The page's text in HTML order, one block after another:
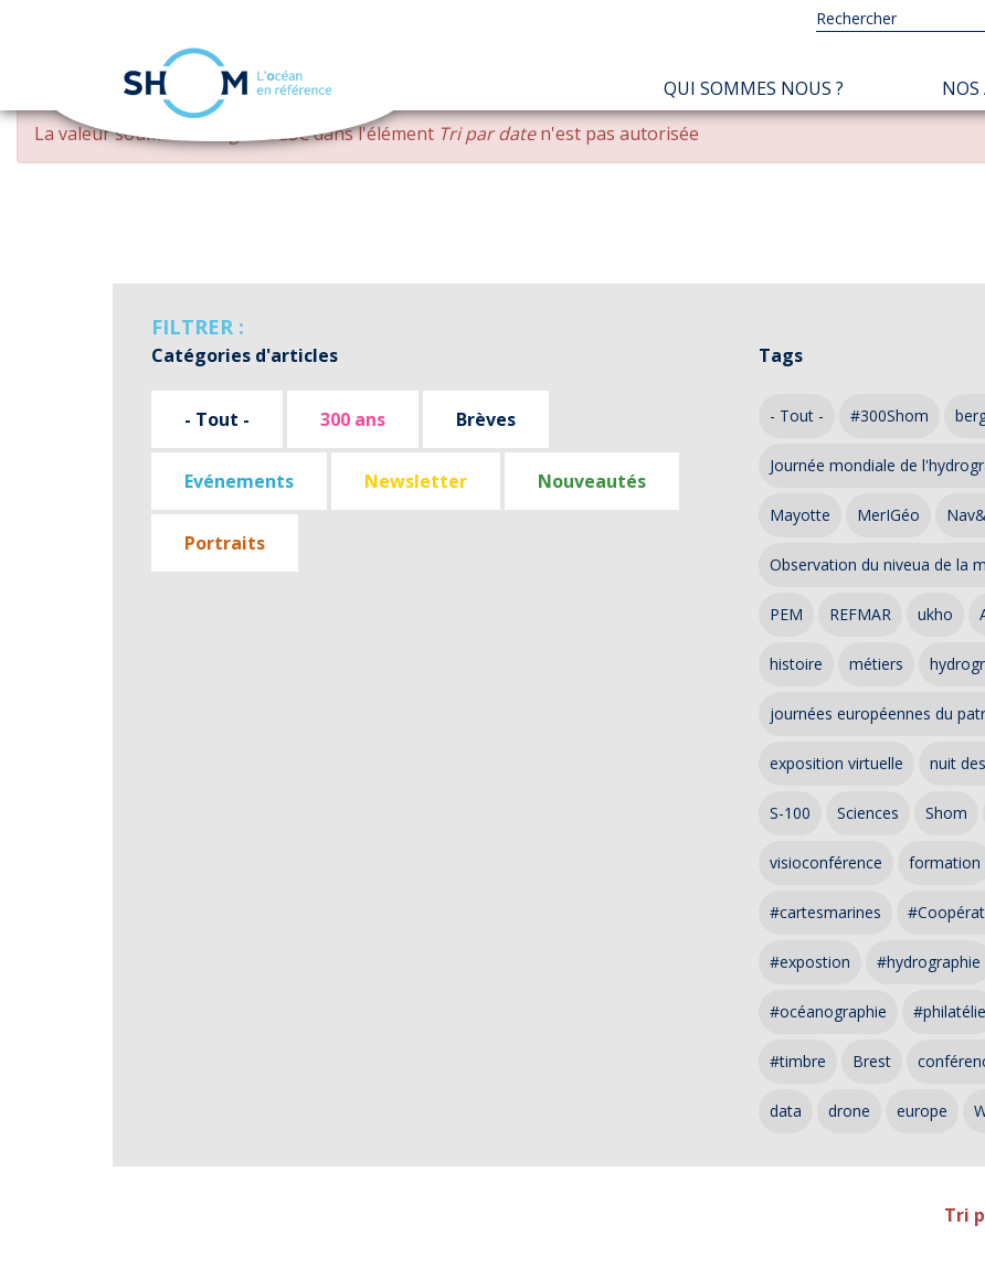
Aller
contenu
NAVIGATION
PRINCIPALE
QUI SOMMES NOUS ? NOS
MESSAGE
D'ERREUR
La valeur soumise changed DESCdans l'élément Tri par daten'est pas autorisée
FILTRER :
Catégories d'articles
- Tout - 300 ans Brèves
Evénements Newsletter Nouveautés
Portraits
Tags
- Tout - #300Shom
Journée mondiale de
Mayotte MerIGéo
Observation du niveua de la
PEM REFMAR ukho
histoire métiers
journées européennes du
exposition virtuelle nuit
S-100 Sciences Shom
visioconférence formation
#cartesmarines
#expostion #hydrographie
#océanographie #philatélie
#timbre Brest
data drone europe
Tri